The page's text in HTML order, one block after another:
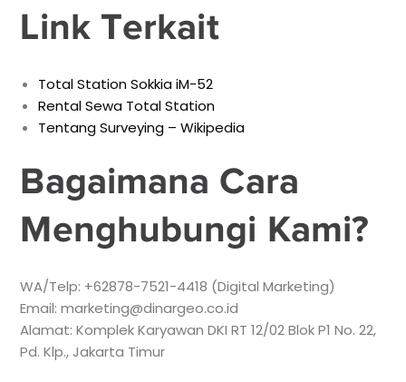
Link Terkait
Total Station Sokkia iM-52
Rental Sewa Total Station
Tentang Surveying – Wikipedia
Bagaimana Cara
Menghubungi Kami?
WA/Telp: +62878-7521-4418 (Digital Marketing)
Email: marketing@dinargeo.co.id
Alamat: Komplek Karyawan DKI RT 12/02 Blok P1 No. 22,
Pd. Klp., Jakarta Timur